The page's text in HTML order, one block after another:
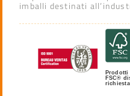
imballi destinati
FSC®
richiesta